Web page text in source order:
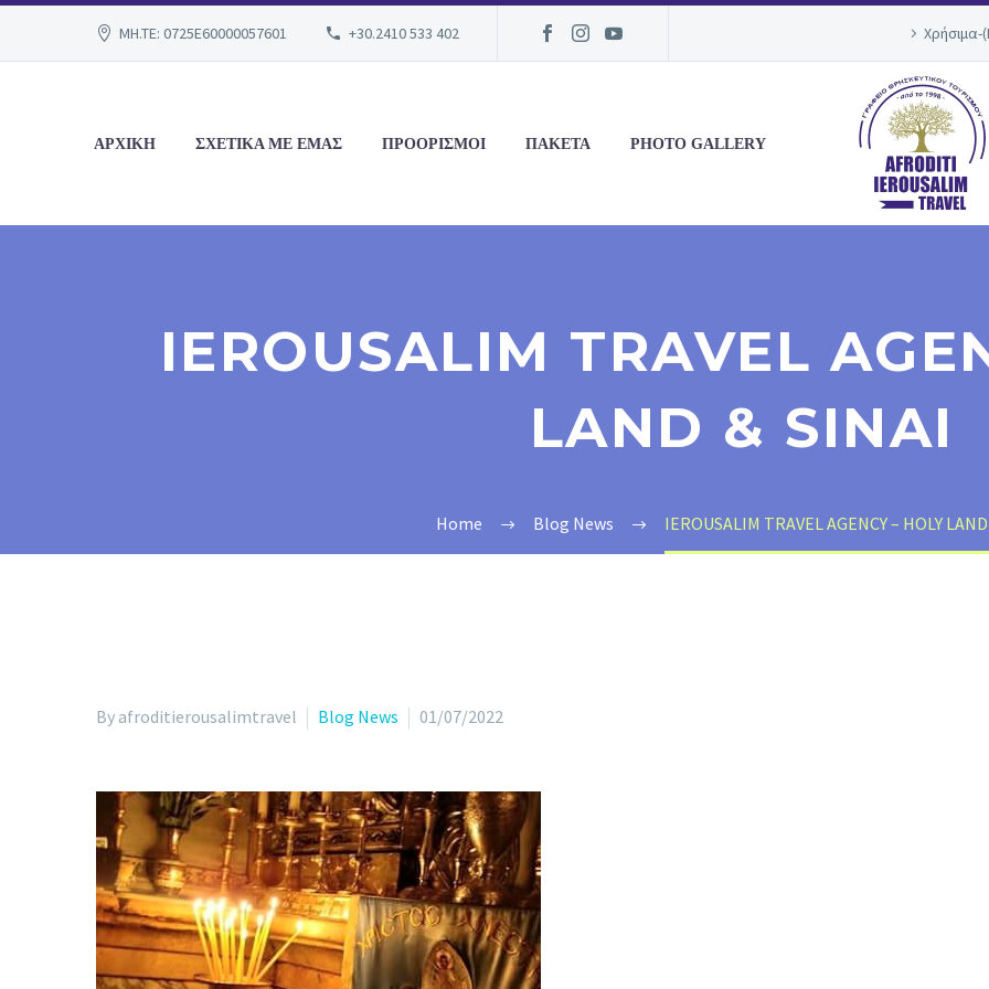
MH.TE: 0725E60000057601 +30.2410 533 402 Χρήσιμα-
ΑΡΧΙΚΗ ΣΧΕΤΙΚΑ ΜΕ ΕΜΑΣ ΠΡΟΟΡΙΣΜΟΙ ΠΑΚΕΤΑ PHOTO GALLERY
IEROUSALIM TRAVEL
LAND & SINAI
Home Blog News IEROUSALIM TRAVEL AGENCY – HOLY
By afroditierousalimtravel Blog News 01/07/2022